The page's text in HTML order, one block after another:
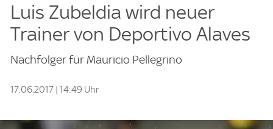
Luis Zubeldia wird neuer
Trainer von Deportivo Alaves
Nachfolger für Mauricio Pellegrino
17.06.2017 | 14:49 Uhr